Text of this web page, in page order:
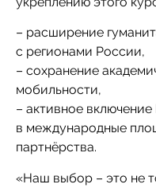
– расширение
с регионами России,
– сохранение
мобильности,
– активное
в международные
партнёрства.
«Наш выбор – это не